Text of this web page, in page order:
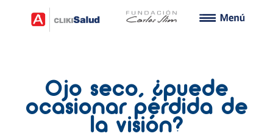
Ojo seco, ¿puede
ocasionar pérdida de
la visión?